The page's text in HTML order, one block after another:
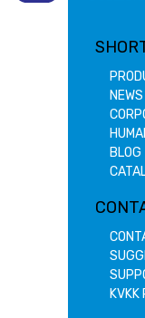
NEWS
BLOG
KVKK